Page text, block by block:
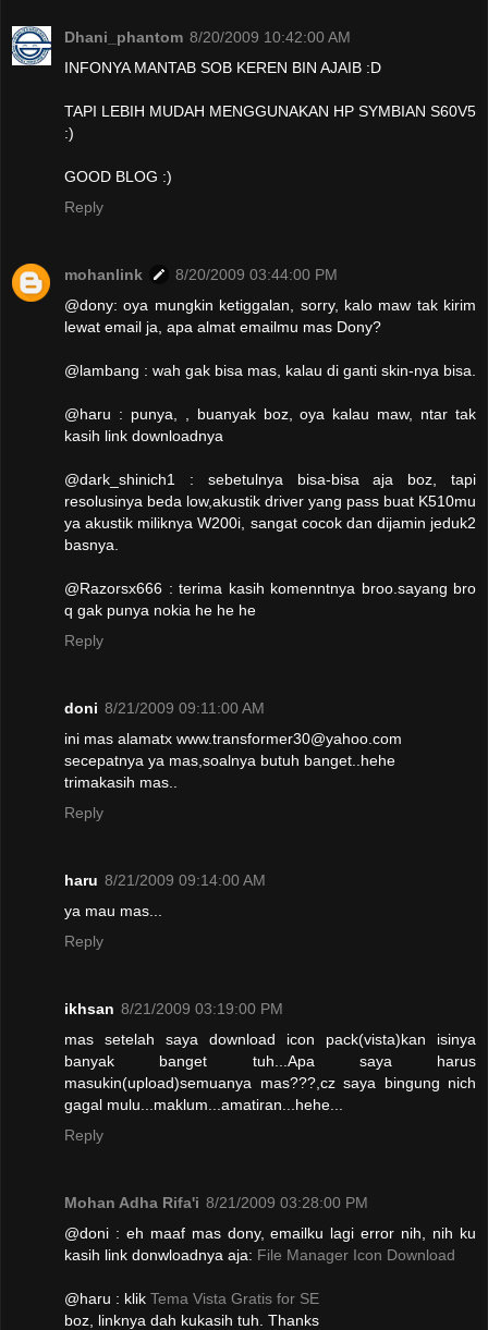
Dhani_phantom 8/20/2009 10:42:00 AM
INFONYA MANTAB SOB KEREN BIN AJAIB :D
TAPI LEBIH MUDAH MENGGUNAKAN HP SYMBIAN S60V5
:)
GOOD BLOG :)
Reply
mohanlink
8/20/2009 03:44:00 PM
@dony: oya mungkin ketiggalan, sorry, kalo maw tak kirim
lewat email ja, apa almat emailmu mas Dony?
@lambang : wah gak bisa mas, kalau di ganti skin-nya bisa.
@haru : punya, , buanyak boz, oya kalau maw, ntar tak
kasih link downloadnya
@dark_shinich1 : sebetulnya bisa-bisa aja boz, tapi
resolusinya beda low,akustik driver yang pass buat K510mu
ya akustik miliknya W200i, sangat cocok dan dijamin jeduk2
basnya.
@Razorsx666 : terima kasih komenntnya broo.sayang bro
q gak punya nokia he he he
Reply
doni 8/21/2009 09:11:00 AM
ini mas alamatx www.transformer30@yahoo.com
secepatnya ya mas,soalnya butuh banget..hehe
trimakasih mas..
Reply
haru 8/21/2009 09:14:00 AM
ya mau mas...
Reply
ikhsan 8/21/2009 03:19:00 PM
mas setelah saya download icon pack(vista)kan isinya
banyak banget tuh...Apa saya harus
masukin(upload)semuanya mas???,cz saya bingung nich
gagal mulu...maklum...amatiran...hehe...
Reply
Mohan Adha Rifa'i 8/21/2009 03:28:00 PM
@doni : eh maaf mas dony, emailku lagi error nih, nih ku
kasih link donwloadnya aja: File Manager Icon Download
@haru : klik Tema Vista Gratis for SE
boz, linknya dah kukasih tuh. Thanks